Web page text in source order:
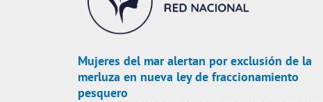
Mujeres del mar alertan por exclusión de la
merluza en nueva ley de fraccionamiento
pesquero